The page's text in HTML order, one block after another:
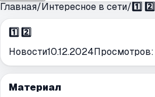
Главная/Интересное в сети/ 1️⃣ 2️⃣
1️⃣ 2️⃣
Новости10.12.2024Просмотров:
Материал